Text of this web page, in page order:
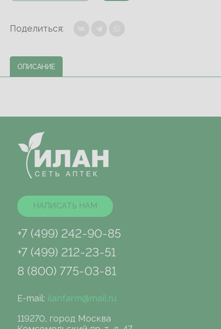
Поделиться:
ОПИСАНИЕ
НАПИСАТЬ НАМ
+7 (499) 242-90-85
+7 (499) 212-23-51
8 (800) 775-03-81
E-mail: ilanfarm@mail.ru
119270, город Москва